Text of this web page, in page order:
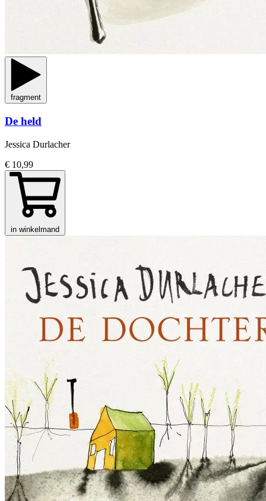
fragment
De held
Jessica Durlacher
€ 10,99
in winkelmand